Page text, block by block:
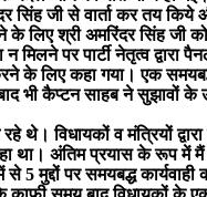
सिंह जी से वार्ता कर तय किये
लिए श्री अमरिंदर सिंह जी
न मिलने पर पार्टी नेतृत्व द्वारा
के लिए कहा गया। एक
भी कैप्टन साहब ने सुझावों के
थे। विधायकों व मंत्रियों द्वारा
था। अंतिम प्रयास के रूप में
5 मुद्दों पर समयबद्ध